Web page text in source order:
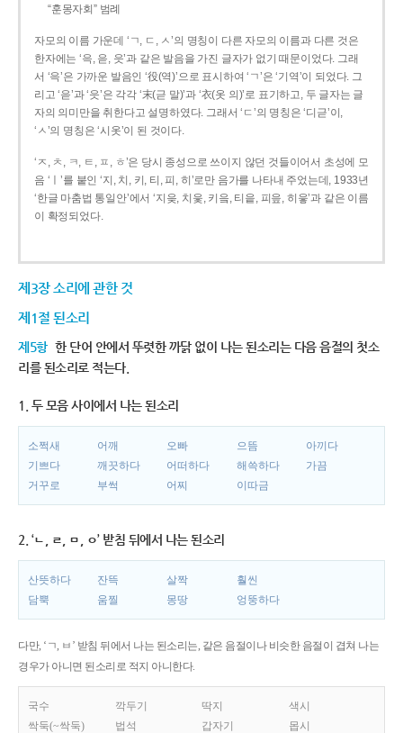
“훈몽자회” 범례
자모의 이름 가운데 ‘ㄱ, ㄷ, ㅅ’의 명칭이 다른 자모의 이름과 다른 것은
한자에는 ‘윽, 읃, 읏’과 같은 발음을 가진 글자가 없기 때문이었다. 그래
서 ‘윽’은 가까운 발음인 ‘役(역)’으로 표시하여 ‘ㄱ’은 ‘기역’이 되었다. 그
리고 ‘읃’과 ‘읏’은 각각 ‘末(귿 말)’과 ‘衣(옷 의)’로 표기하고, 두 글자는 글
자의 의미만을 취한다고 설명하였다. 그래서 ‘ㄷ’의 명칭은 ‘디귿’이,
‘ㅅ’의 명칭은 ‘시옷’이 된 것이다.
‘ㅈ, ㅊ, ㅋ, ㅌ, ㅍ, ㅎ’은 당시 종성으로 쓰이지 않던 것들이어서 초성에 모
음 ‘ㅣ’를 붙인 ‘지, 치, 키, 티, 피, 히’로만 음가를 나타내 주었는데, 1933년
‘한글 마춤법 통일안’에서 ‘지읒, 치읓, 키읔, 티읕, 피읖, 히읗’과 같은 이름
이 확정되었다.
제3장 소리에 관한 것
제1절 된소리
제5항 한 단어 안에서 뚜렷한 까닭 없이 나는 된소리는 다음 음절의 첫소
리를 된소리로 적는다.
1. 두 모음 사이에서 나는 된소리
소쩍새 어깨 오빠 으뜸
아끼다
기쁘다
깨끗하다 어떠하다 해쓱하다
가끔
거꾸로
부썩 어찌 이따금
2. ‘ㄴ, ㄹ, ㅁ, ㅇ’ 받침 뒤에서 나는 된소리
산뜻하다 잔뜩 살짝
훨씬
담뿍
움찔 몽땅 엉뚱하다
다만, ‘ㄱ, ㅂ’ 받침 뒤에서 나는 된소리는, 같은 음절이나 비슷한 음절이 겹쳐 나는
경우가 아니면 된소리로 적지 아니한다.
국수 깍두기 딱지
색시
싹둑(~싹둑)
법석 갑자기 몹시